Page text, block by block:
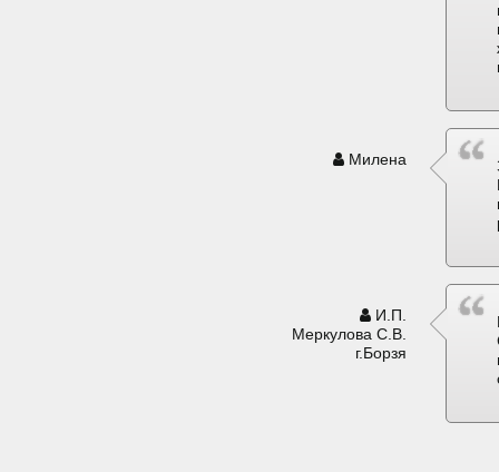
Милена
И.П.
Меркулова С.В.
г.Борзя